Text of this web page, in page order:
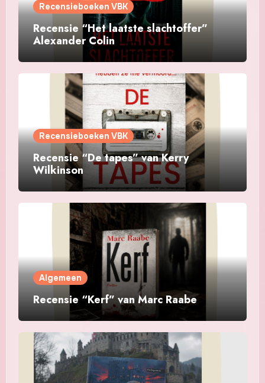
Recensieboeken VBK
Recensie “Het laatste slachtoffer”
Alexander Colin
Recensieboeken VBK
Recensie “De tapes” van Kerry
Wilkinson
Algemeen
Recensie “Kerf” van Marc Raabe